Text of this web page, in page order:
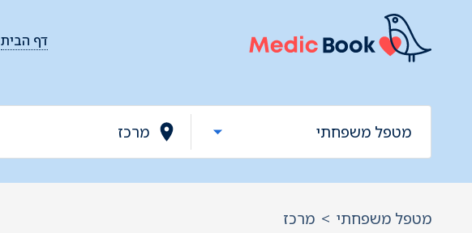
דף הבית
מטפל משפחתי > מרכז